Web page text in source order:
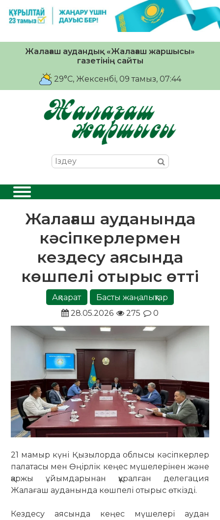
Жалағаш аудандық «Жалағаш жаршысы»
газетінің сайты
29°C, Жексенбі, 09 тамыз, 07:44
Жалағаш ауданында
кәсіпкерлермен
кездесу аясында
көшпелі отырыс өтті
Ақпарат
Басты жаңалықтар
28.05.2026
275 0
21 мамыр күні Қызылорда облысы кәсіпкерлер
палатасы мен Өңірлік кеңес мүшелерінен және
қаржы ұйымдарынан құралған делегация
Жалағаш ауданында көшпелі отырыс өткізді.
Кездесу аясында кеңес мүшелері аудан